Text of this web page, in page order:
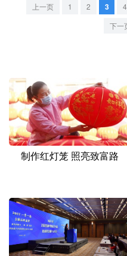
浙江 安徽
四川 贵州
陕西 甘肃
新疆 内蒙古
English Español
Русский язык
上一页 1 2 3 4
下一
制作红灯笼 照亮致富路